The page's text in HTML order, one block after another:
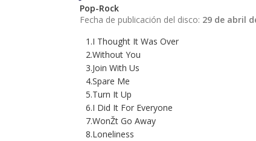
Pop-Rock
Fecha de publicación del disco: 29 de abril
1.I Thought It Was Over
2.Without You
3.Join With Us
4.Spare Me
5.Turn It Up
6.I Did It For Everyone
7.WonŽt Go Away
8.Loneliness